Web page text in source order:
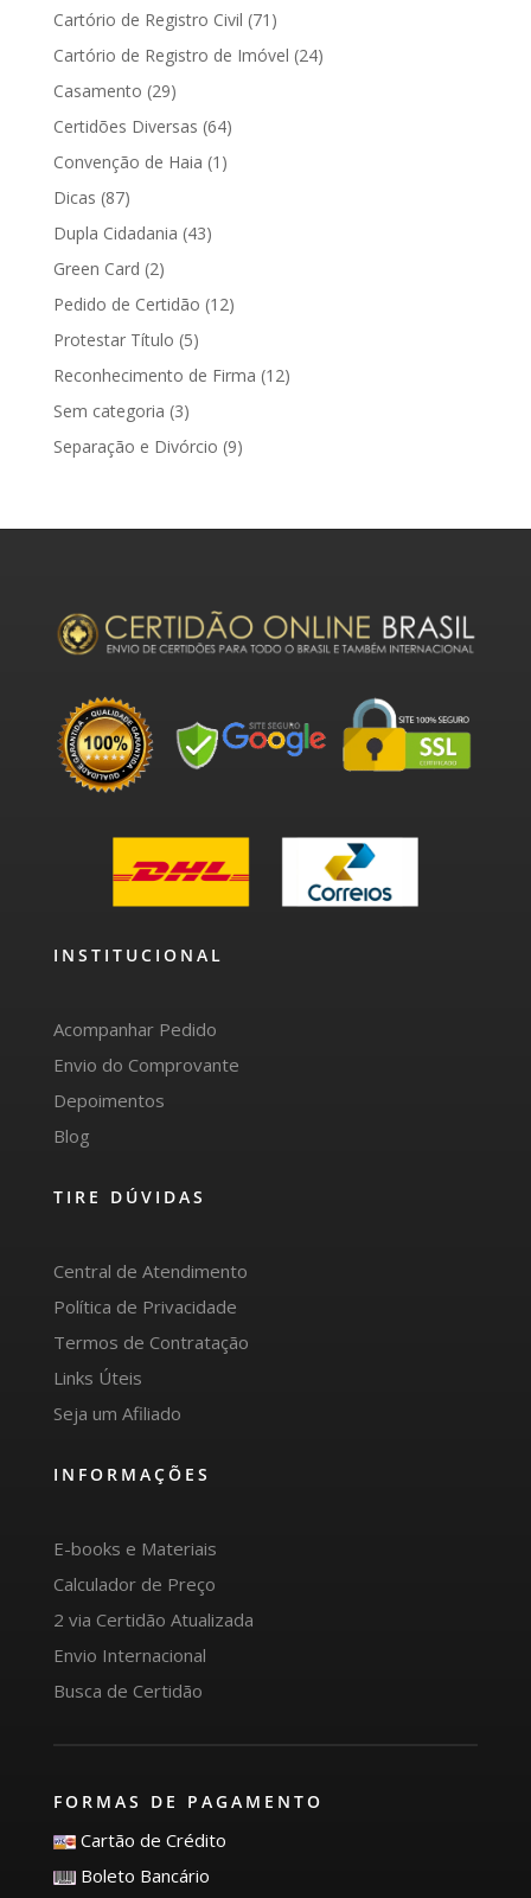
Cartório de Registro Civil (71)
Cartório de Registro de Imóvel (24)
Casamento (29)
Certidões Diversas (64)
Convenção de Haia (1)
Dicas (87)
Dupla Cidadania (43)
Green Card (2)
Pedido de Certidão (12)
Protestar Título (5)
Reconhecimento de Firma (12)
Sem categoria (3)
Separação e Divórcio (9)
INSTITUCIONAL
Acompanhar Pedido
Envio do Comprovante
Depoimentos
Blog
TIRE DÚVIDAS
Central de Atendimento
Política de Privacidade
Termos de Contratação
Links Úteis
Seja um Afiliado
INFORMAÇÕES
E-books e Materiais
Calculador de Preço
2 via Certidão Atualizada
Envio Internacional
Busca de Certidão
FORMAS DE PAGAMENTO
Cartão de Crédito
Boleto Bancário